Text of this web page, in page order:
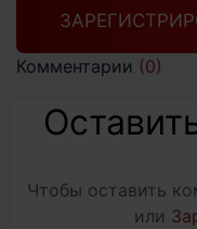
Комментарии (0)
Чтобы оставить
или